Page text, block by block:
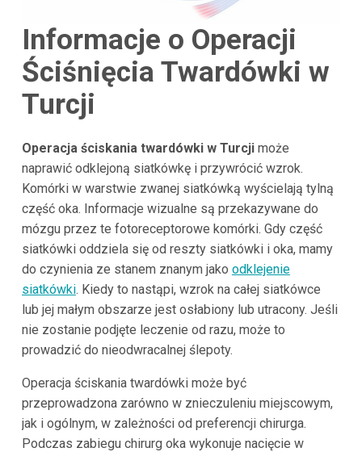
Informacje o Operacji
Ściśnięcia Twardówki w
Turcji
Operacja ściskania twardówki w Turcjimoże
naprawić odklejoną siatkówkę i przywrócić wzrok.
Komórki w warstwie zwanej siatkówką wyścielają tylną
część oka. Informacje wizualne są przekazywane do
mózgu przez te fotoreceptorowe komórki. Gdy część
siatkówki oddziela się od reszty siatkówki i oka, mamy
do czynienia ze stanem znanym jako odklejenie
siatkówki. Kiedy to nastąpi, wzrok na całej siatkówce
lub jej małym obszarze jest osłabiony lub utracony. Jeśli
nie zostanie podjęte leczenie od razu, może to
prowadzić do nieodwracalnej ślepoty.
Operacja ściskania twardówki może być
przeprowadzona zarówno w znieczuleniu miejscowym,
jak i ogólnym, w zależności od preferencji chirurga.
Podczas zabiegu chirurg oka wykonuje nacięcie w